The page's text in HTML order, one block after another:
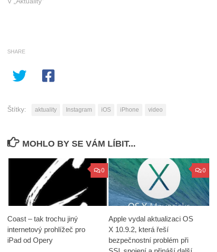
SHARE
Štítky: aktuality Instagram iOS iPhone video
MOHLO BY SE VÁM LÍBIT...
0
Coast – tak trochu jiný
internetový prohlížeč pro
iPad od Opery
0
Apple vydal aktualizaci OS
X 10.9.2, která řeší
bezpečnostní problém při